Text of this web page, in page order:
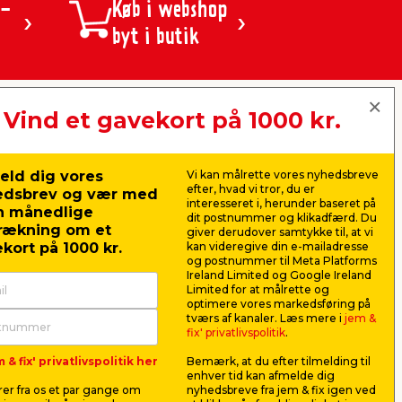
-
Køb i webshop
byt i butik
jem & fix A/S, Skomagervej 12
CVR: 10360641
Tlf. kundeservice: 79425942
Tlf. administration: 76413500
kundeservice@jemfix.com
Se vores e-mærket certifikat her
Vind et gavekort på 1000 kr.
dig vores
og vær med
månedlige
om et
på 1000 kr.
& fix' privatlivspolitik her
fra os et par gange om
Vi kan målrette vores nyhedsbreve
efter, hvad vi tror, du er
interesseret i, herunder baseret på
dit postnummer og klikadfærd. Du
giver derudover samtykke til, at vi
kan videregive din e-mailadresse
og postnummer til Meta Platforms
Ireland Limited og Google Ireland
Limited for at målrette og
optimere vores markedsføring på
tværs af kanaler. Læs mere i jem &
fix' privatlivspolitik.
Bemærk, at du efter tilmelding til
enhver tid kan afmelde dig
nyhedsbreve fra jem & fix igen ved